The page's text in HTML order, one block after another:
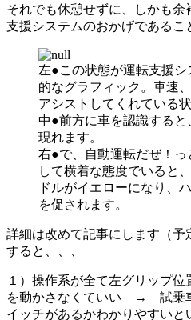
それでも休憩せずに、しかも
支援システムのおかげであるこ
左●この状態が運転支援
的なグラフィック。車速
アシストしてくれている状
中●前方に車を認識する
現れます。
右●で、自動運転だぜ！
して横着な態度でいると
ドルがイエローになり、
を促されます。
詳細は改めて記事にします（予
すると、、、
１）操作系が全て左グリップ
を動かさなくていい → 試乗
イッチがあるかわかりやすい